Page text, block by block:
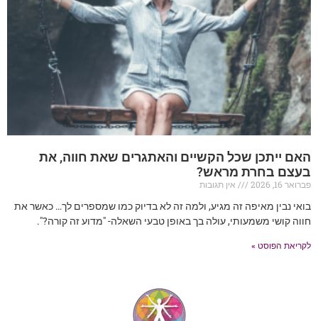
האם ייתכן שכל הקשיים והאתגרים שאת חווה, את
בעצם בחרת מראש?
פברואר 16, 2026
אין תגובות
בואי נבין מאיפה זה מגיע, ולמה זה לא בדיוק כמו שמספרים לך… כאשר את
חווה קושי משמעותי, עולה בך באופן טבעי השאלה- "מדוע זה קורה?".
לקריאת הפוסט »